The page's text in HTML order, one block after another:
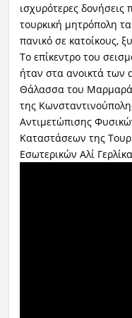
Πολιτισμός
ισχυρότερες δονήσεις
τουρκική μητρόπολη
πανικό σε κατοίκους,
Το επίκεντρο του
ήταν στα ανοικτά των
Θάλασσα του Μαρμαρά,
της
Αντιμετώπισης
Καταστάσεων της
Εσωτερικών Αλί